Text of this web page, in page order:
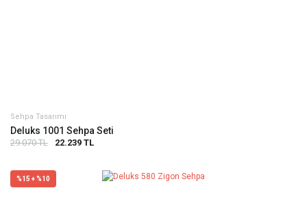
Sehpa Tasarımı
Deluks 1001 Sehpa Seti
29.070 TL 22.239 TL
%15 + %10